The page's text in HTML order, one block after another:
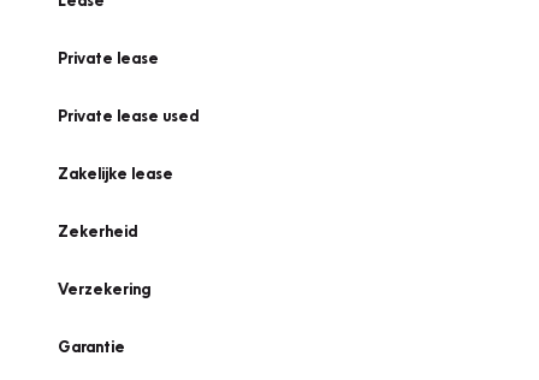
Private lease
Private lease used
Zakelijke lease
Zekerheid
Verzekering
Garantie